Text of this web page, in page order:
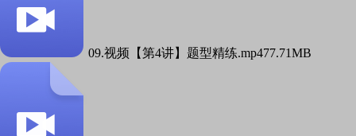
09.视频【第4讲】题型精练.mp477.71MB